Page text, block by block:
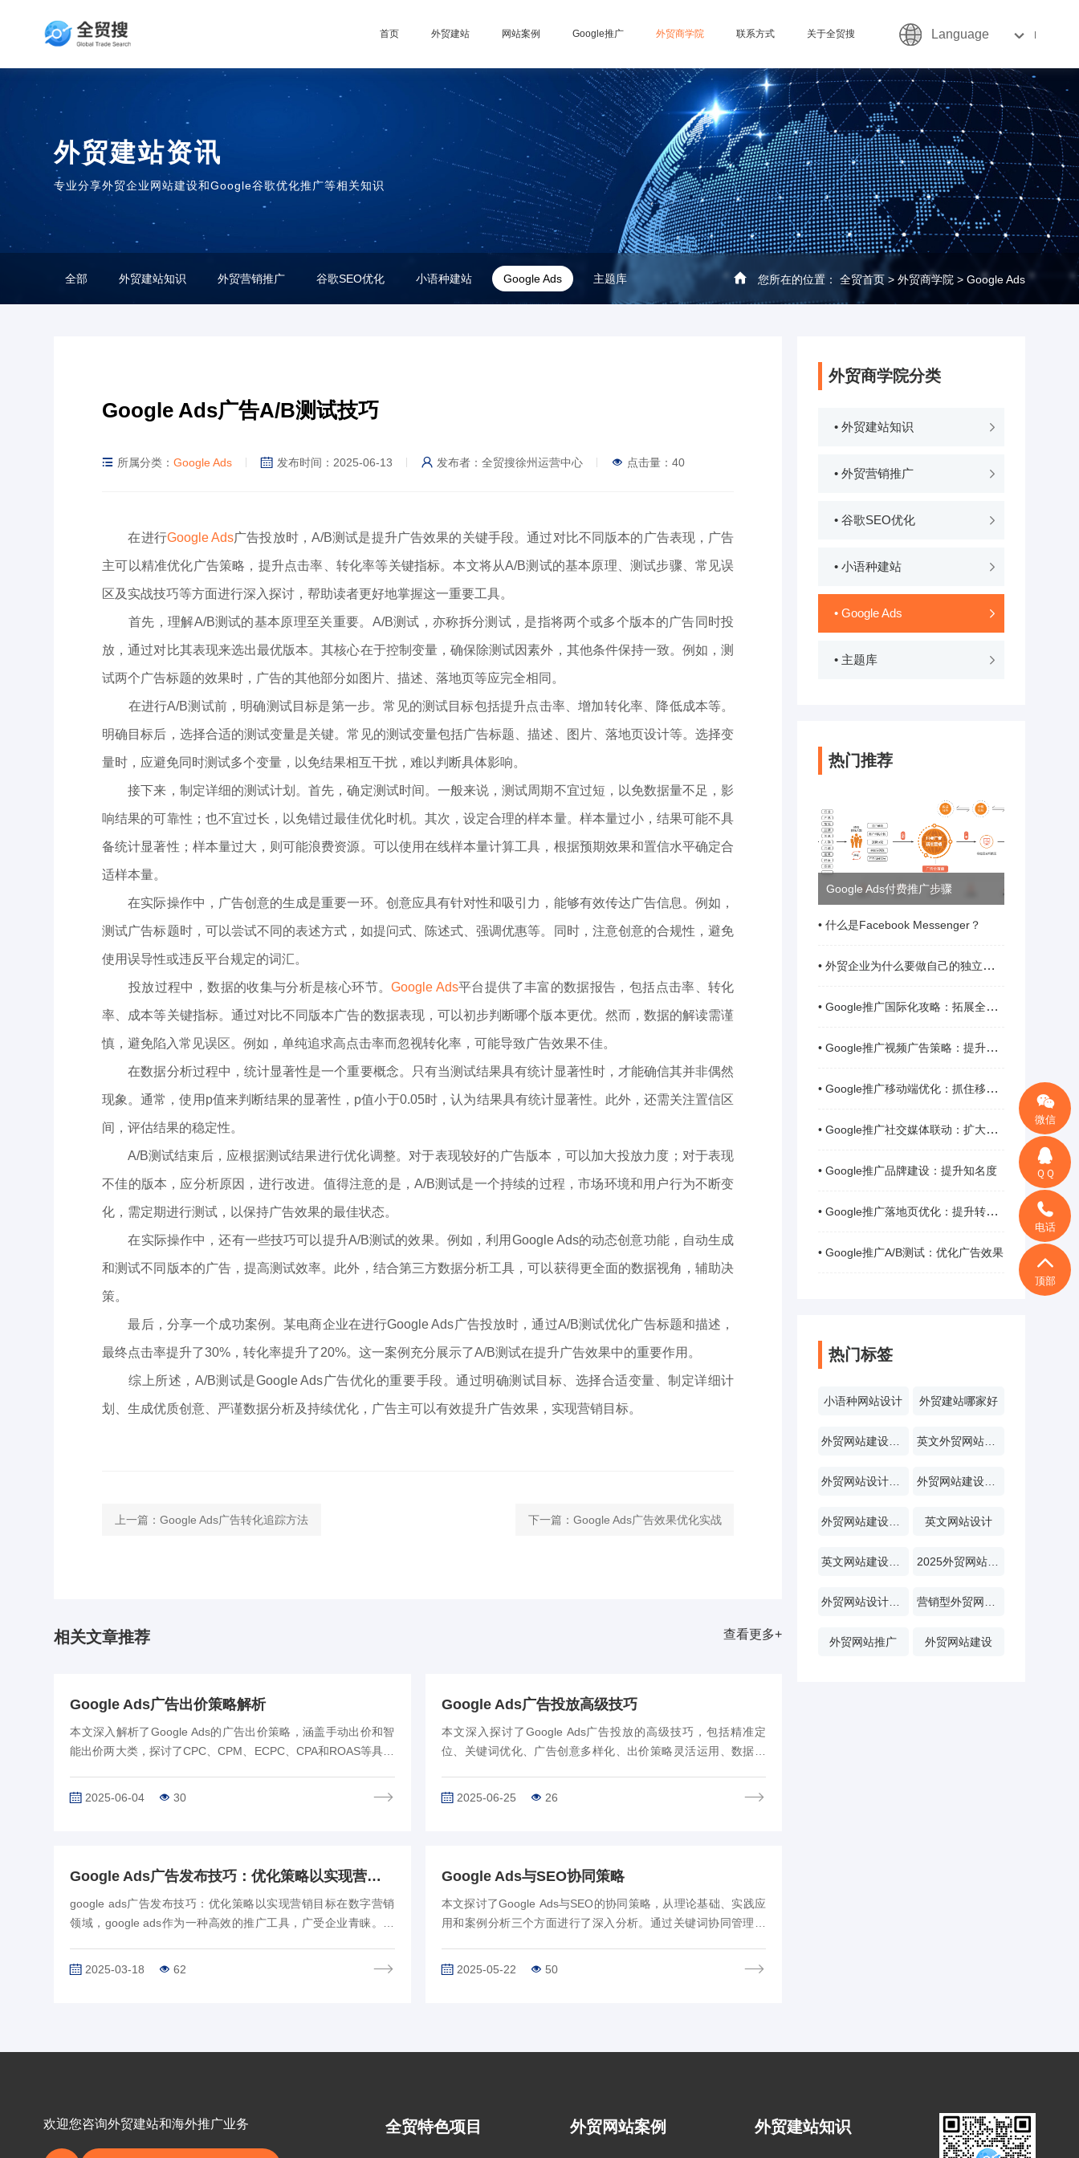
首页 外贸建站 网站案例 Google推广 外贸商学院 联系方式 关于全贸搜 Language
外贸建站资讯
专业分享外贸企业网站建设和Google谷歌优化推广等相关知识
您所在的位置： 全贸首页> 外贸商学院 > Google Ads
全部 外贸建站知识 外贸营销推广 谷歌SEO优化 小语种建站 Google Ads 主题库
Google Ads广告A/B测试技巧
所属分类：Google Ads 发布时间：2025-06-13 发布者：全贸搜徐州运营中心 点击量：40
在进行Google Ads广告投放时，A/B测试是提升广告效果的关键手段。通过对比不同版本的广告表现，广告
主可以精准优化广告策略，提升点击率、转化率等关键指标。本文将从A/B测试的基本原理、测试步骤、常见误
区及实战技巧等方面进行深入探讨，帮助读者更好地掌握这一重要工具。
首先，理解A/B测试的基本原理至关重要。A/B测试，亦称拆分测试，是指将两个或多个版本的广告同时投
放，通过对比其表现来选出最优版本。其核心在于控制变量，确保除测试因素外，其他条件保持一致。例如，测
试两个广告标题的效果时，广告的其他部分如图片、描述、落地页等应完全相同。
在进行A/B测试前，明确测试目标是第一步。常见的测试目标包括提升点击率、增加转化率、降低成本等。
明确目标后，选择合适的测试变量是关键。常见的测试变量包括广告标题、描述、图片、落地页设计等。选择变
量时，应避免同时测试多个变量，以免结果相互干扰，难以判断具体影响。
接下来，制定详细的测试计划。首先，确定测试时间。一般来说，测试周期不宜过短，以免数据量不足，影
响结果的可靠性；也不宜过长，以免错过最佳优化时机。其次，设定合理的样本量。样本量过小，结果可能不具
备统计显著性；样本量过大，则可能浪费资源。可以使用在线样本量计算工具，根据预期效果和置信水平确定合
适样本量。
在实际操作中，广告创意的生成是重要一环。创意应具有针对性和吸引力，能够有效传达广告信息。例如，
测试广告标题时，可以尝试不同的表述方式，如提问式、陈述式、强调优惠等。同时，注意创意的合规性，避免
使用误导性或违反平台规定的词汇。
投放过程中，数据的收集与分析是核心环节。Google Ads平台提供了丰富的数据报告，包括点击率、转化
率、成本等关键指标。通过对比不同版本广告的数据表现，可以初步判断哪个版本更优。然而，数据的解读需谨
慎，避免陷入常见误区。例如，单纯追求高点击率而忽视转化率，可能导致广告效果不佳。
在数据分析过程中，统计显著性是一个重要概念。只有当测试结果具有统计显著性时，才能确信其并非偶然
现象。通常，使用p值来判断结果的显著性，p值小于0.05时，认为结果具有统计显著性。此外，还需关注置信区
间，评估结果的稳定性。
A/B测试结束后，应根据测试结果进行优化调整。对于表现较好的广告版本，可以加大投放力度；对于表现
不佳的版本，应分析原因，进行改进。值得注意的是，A/B测试是一个持续的过程，市场环境和用户行为不断变
化，需定期进行测试，以保持广告效果的最佳状态。
在实际操作中，还有一些技巧可以提升A/B测试的效果。例如，利用Google Ads的动态创意功能，自动生成
和测试不同版本的广告，提高测试效率。此外，结合第三方数据分析工具，可以获得更全面的数据视角，辅助决
策。
最后，分享一个成功案例。某电商企业在进行Google Ads广告投放时，通过A/B测试优化广告标题和描述，
最终点击率提升了30%，转化率提升了20%。这一案例充分展示了A/B测试在提升广告效果中的重要作用。
综上所述，A/B测试是Google Ads广告优化的重要手段。通过明确测试目标、选择合适变量、制定详细计
划、生成优质创意、严谨数据分析及持续优化，广告主可以有效提升广告效果，实现营销目标。
上一篇： Google Ads广告转化追踪方法 下一篇： Google Ads广告效果优化实战
相关文章推荐 查看更多+
Google Ads广告出价策略解析
本文深入解析了Google Ads的广告出价策略，涵盖手动出价和智
能出价两大类，探讨了CPC、CPM、ECPC、CPA和ROAS等具体
陆页质量以及竞争对手分析在出价策略优化…
2025-06-04 30
Google Ads广告投放高级技巧
本文深入探讨了Google Ads广告投放的高级技巧，包括精准定
位、关键词优化、广告创意多样化、出价策略灵活运用、数据分
巧，广告主可提升广告效果，最大化投资…
2025-06-25 26
Google Ads广告发布技巧：优化策略以实现营销目标
google ads广告发布技巧：优化策略以实现营销目标在数字营销
领域，google ads作为一种高效的推广工具，广受企业青睐。为
关重要。以下将详细阐述如何运用这些…
2025-03-18 62
Google Ads与SEO协同策略
本文探讨了Google Ads与SEO的协同策略，从理论基础、实践应
用和案例分析三个方面进行了深入分析。通过关键词协同管理、
实现资源优化配置和效益最大化。文章…
2025-05-22 50
外贸商学院分类
• 外贸建站知识
• 外贸营销推广
• 谷歌SEO优化
• 小语种建站
• Google Ads
• 主题库
热门推荐
Google Ads付费推广步骤
• 什么是Facebook Messenger？
• 外贸企业为什么要做自己的独立站？
• Google推广国际化攻略：拓展全球市场
• Google推广视频广告策略：提升互动性
• Google推广移动端优化：抓住移动用户
• Google推广社交媒体联动：扩大影响力
• Google推广品牌建设：提升知名度
• Google推广落地页优化：提升转化率
• Google推广A/B测试：优化广告效果
热门标签
小语种网站设计 外贸建站哪家好
英文外贸网站案例
外贸网站建设价格
英文网站设计
2025外贸网站建设
外贸网站推广 外贸网站建设
欢迎您咨询外贸建站和海外推广业务 全贸特色项目 外贸网站案例 外贸建站知识
微信
ＱＱ
电话
顶部